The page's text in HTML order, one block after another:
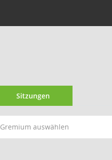
Sitzungen
Gremium auswählen